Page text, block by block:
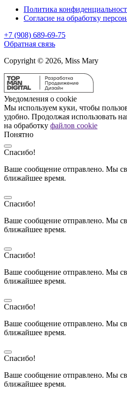
Политика
Согласие на обработку
+7 (908) 689-69-75
Обратная связь
Copyright © 2026, Miss Mary
Уведомления о cookie
Мы используем куки, чтобы
удобно. Продолжая использовать
на обработку файлов cookie
Понятно
Спасибо!
Ваше сообщение отправлено. Мы
ближайшее время.
Спасибо!
Ваше сообщение отправлено. Мы
ближайшее время.
Спасибо!
Ваше сообщение отправлено. Мы
ближайшее время.
Спасибо!
Ваше сообщение отправлено. Мы
ближайшее время.
Спасибо!
Ваше сообщение отправлено. Мы
ближайшее время.